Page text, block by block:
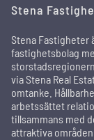
Stena
Stena Fastigheter
fastighetsbolag
via Stena Real
omtanke.
arbetssättet
tillsammans med
attraktiva